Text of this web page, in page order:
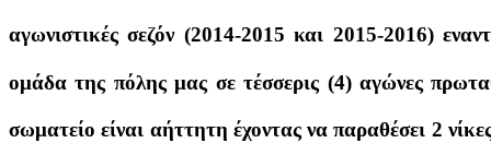
αγωνιστικές σεζόν (2014-2015 και 2015-2016)
ομάδα της πόλης μας σε τέσσερις (4) αγώνες
σωματείο είναι αήττητη έχοντας να παραθέσει 2